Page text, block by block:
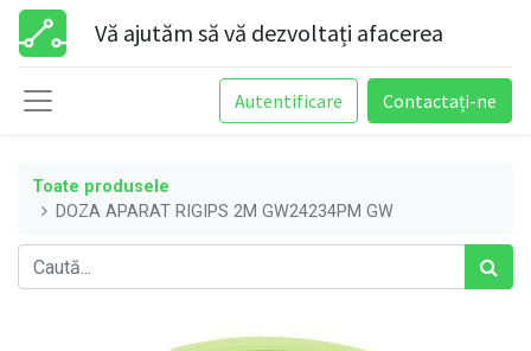
Vă ajutăm să vă dezvoltați afacerea
Autentificare Contactați-ne
Toate produsele
DOZA APARAT RIGIPS 2M GW24234PM GW